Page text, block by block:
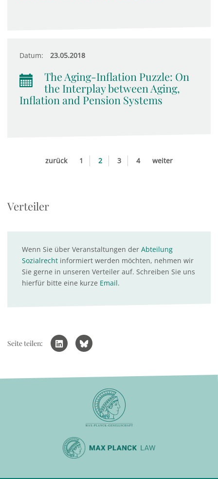
Datum: 23.05.2018
The Aging-Inflation Puzzle: On
the Interplay between Aging,
Inflation and Pension Systems
zurück 1 2 3 4 weiter
Verteiler
Wenn Sie über Veranstaltungen der Abteilung
Sozialrecht informiert werden möchten, nehmen wir
Sie gerne in unseren Verteiler auf. Schreiben Sie uns
hierfür bitte eine kurze Email.
Seite teilen: